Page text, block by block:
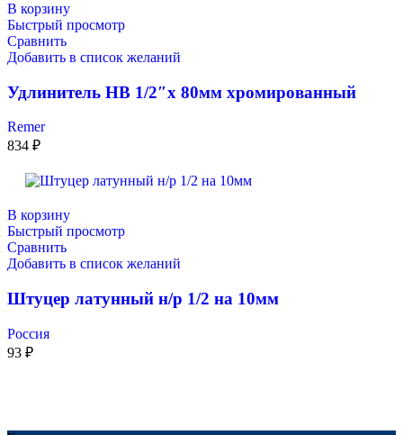
В корзину
Быстрый просмотр
Сравнить
Добавить в список желаний
Удлинитель НВ 1/2″x 80мм хромированный
Remer
834 ₽
В корзину
Быстрый просмотр
Сравнить
Добавить в список желаний
Штуцер латунный н/р 1/2 на 10мм
Россия
93 ₽